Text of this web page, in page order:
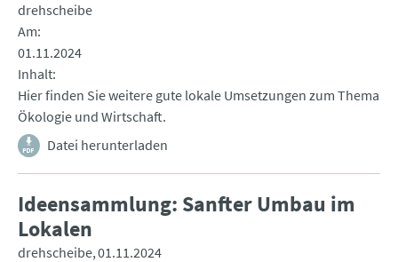
drehscheibe
Am
01.11.2024
Inhalt
Hier finden Sie weitere gute lokale Umsetzungen zum Thema
Ökologie und Wirtschaft.
Datei herunterladen
Ideensammlung: Sanfter Umbau im
Lokalen
drehscheibe 01.11.2024